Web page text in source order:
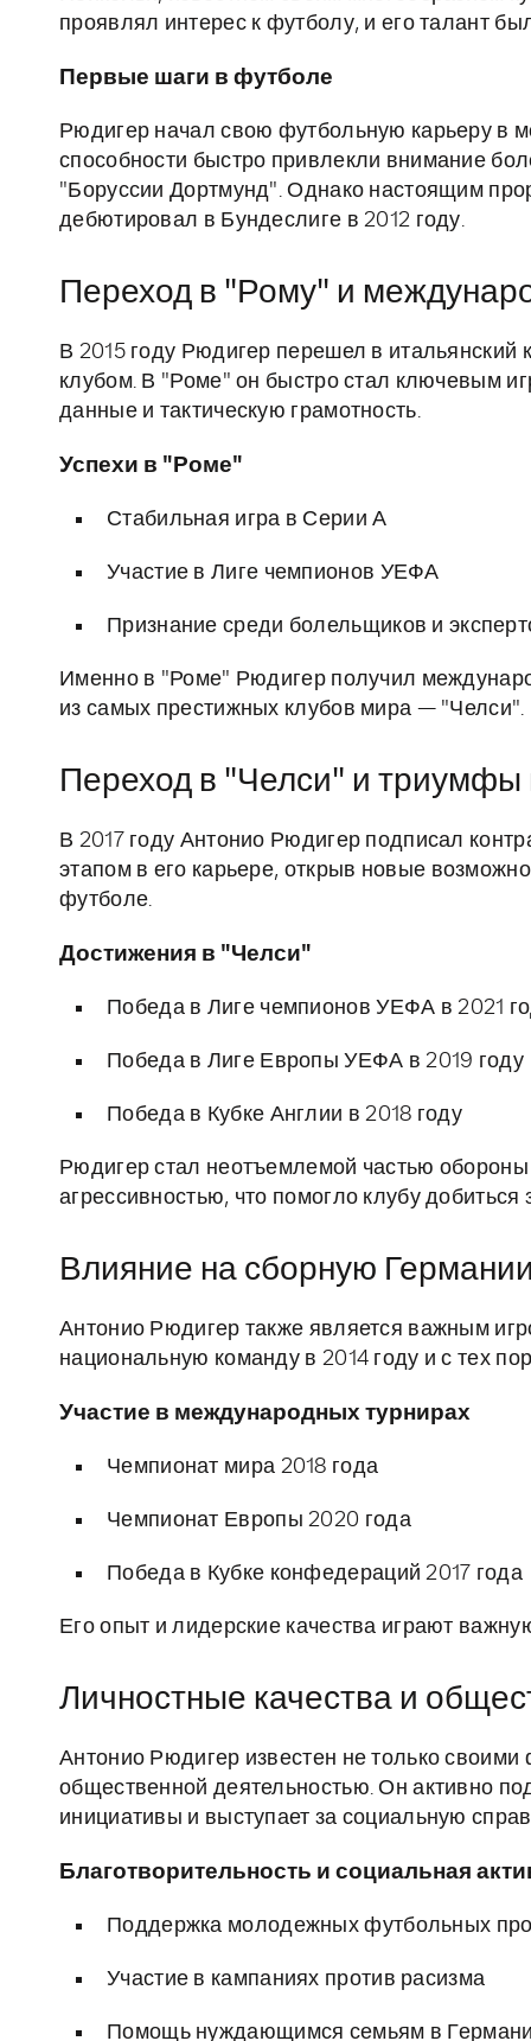
проявлял интерес к футболу, и его талант
Первые шаги в футболе
Рюдигер начал свою футбольную карьеру в
способности быстро привлекли внимание
"Боруссии Дортмунд". Однако настоящим
дебютировал в Бундеслиге в 2012 году.
Переход в "Рому" и
В 2015 году Рюдигер перешел в
клубом. В "Роме" он быстро стал ключевым
данные и тактическую грамотность.
Успехи в "Роме"
Стабильная игра в Серии А
Участие в Лиге чемпионов УЕФА
Признание среди болельщиков и
Именно в "Роме" Рюдигер получил
из самых престижных клубов мира — "Челси".
Переход в "Челси" и триумфы
В 2017 году Антонио Рюдигер подписал
этапом в его карьере, открыв новые
футболе.
Достижения в "Челси"
Победа в Лиге чемпионов УЕФА в 2021
Победа в Лиге Европы УЕФА в 2019 году
Победа в Кубке Англии в 2018 году
Рюдигер стал неотъемлемой частью
агрессивностью, что помогло клубу
Влияние на сборную
Антонио Рюдигер также является важным
национальную команду в 2014 году и с тех
Участие в международных турнирах
Чемпионат мира 2018 года
Чемпионат Европы 2020 года
Победа в Кубке конфедераций 2017 года
Его опыт и лидерские качества играют
Личностные качества и
Антонио Рюдигер известен не только
общественной деятельностью. Он активно
инициативы и выступает за социальную
Благотворительность и социальная
Поддержка молодежных футбольных
Участие в кампаниях против расизма
Помощь нуждающимся семьям в